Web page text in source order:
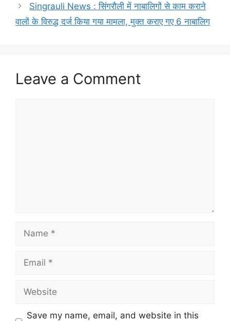
Singrauli News : सिंगरौली में नाबालिगों से काम कराने
वालों के विरुद्ध दर्ज किया गया मामला, मुक्त कराए गए 6 नाबालिग
Leave a Comment
Save my name, email, and website in this